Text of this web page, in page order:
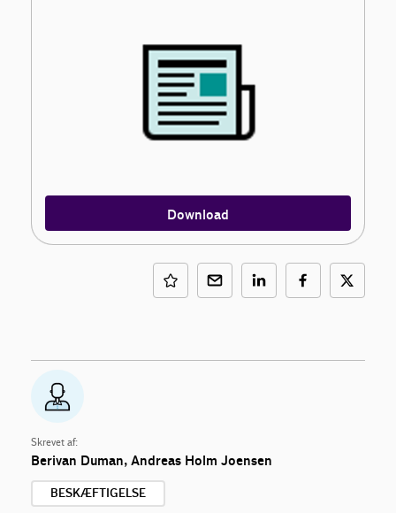
Download
Skrevet af:
Berivan Duman, Andreas Holm Joensen
BESKÆFTIGELSE